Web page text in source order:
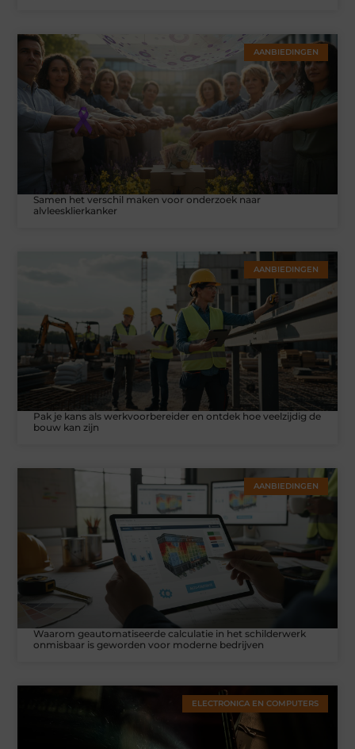
AANBIEDINGEN
Samen het verschil maken voor onderzoek naar
alvleesklierkanker
AANBIEDINGEN
Pak je kans als werkvoorbereider en ontdek hoe veelzijdig de
bouw kan zijn
AANBIEDINGEN
Waarom geautomatiseerde calculatie in het schilderwerk
onmisbaar is geworden voor moderne bedrijven
ELECTRONICA EN COMPUTERS